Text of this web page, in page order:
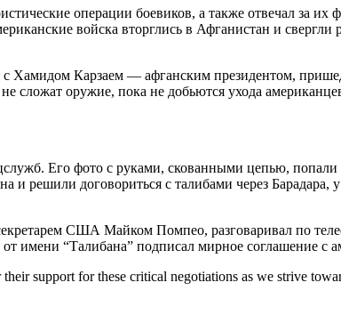
операции боевиков, а также отвечал за
войска вторглись в Афганистан и свергли
с Хамидом Карзаем — афганским президентом,
оружие, пока не добьются ухода
Его фото с руками, скованными цепью,
решили договориться с талибами через Барадара,
США Майком Помпео, разговаривал по
имени “Талибана” подписал мирное соглашение с
support for these critical negotiations as we strive